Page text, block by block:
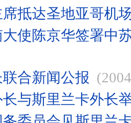
抵达圣地亚哥机
使陈京华签署中
合新闻公报
与斯里兰卡外长